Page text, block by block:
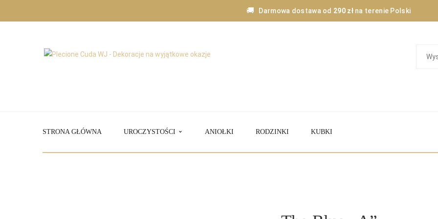
🚚 Darmowa dostawa od 290 złna terenie Polski
STRONA GŁÓWNA UROCZYSTOŚCI ANIOŁKI RODZINKI KUBKI